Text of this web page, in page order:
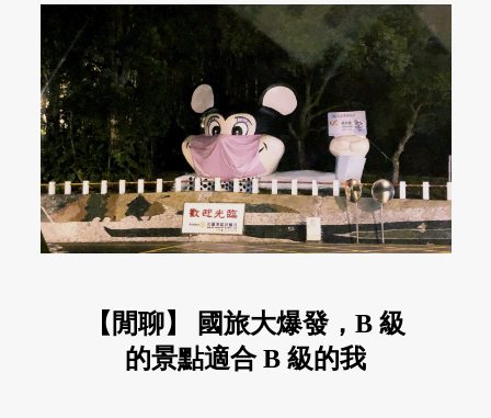
【閒聊】 國旅大爆發，B 級
的景點適合 B 級的我